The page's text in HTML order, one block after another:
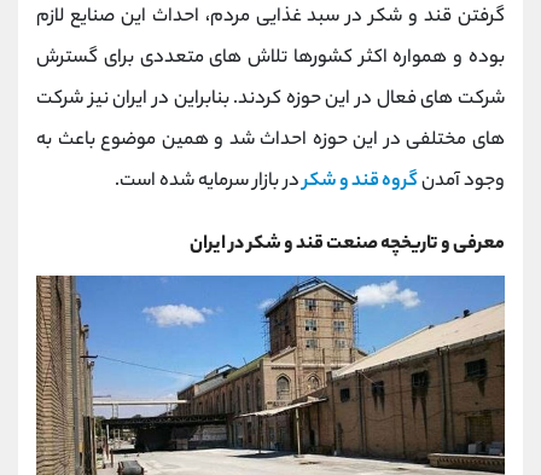
گرفتن قند و شکر در سبد غذایی مردم، احداث این صنایع لازم
بوده و همواره اکثر کشورها تلاش های متعددی برای گسترش
شرکت های فعال در این حوزه کردند. بنابراین در ایران نیز شرکت
های مختلفی در این حوزه احداث شد و همین موضوع باعث به
وجود آمدنگروه قند و شکردر بازار سرمایه شده است.
معرفی و تاریخچه صنعت قند و شکر در ایران
کانال تلگرام @alirezamehrabi_com
@alirezamehrabi_official